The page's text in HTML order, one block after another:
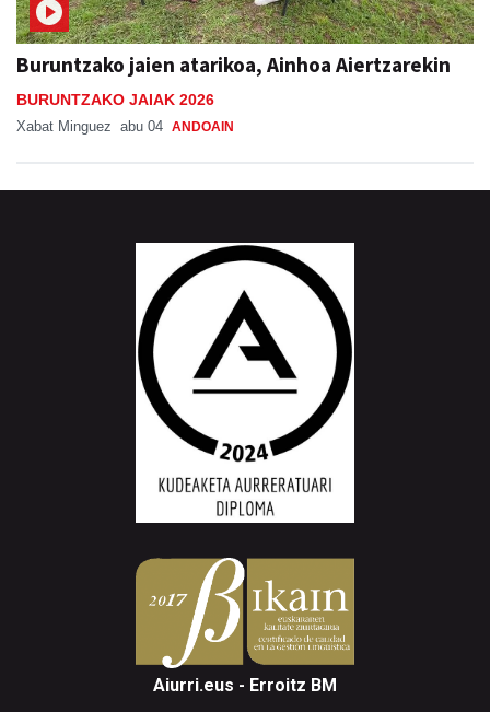
Buruntzako jaien atarikoa, Ainhoa Aiertzarekin
BURUNTZAKO JAIAK 2026
Xabat Minguez abu 04 ANDOAIN
Aiurri.eus - Erroitz BM